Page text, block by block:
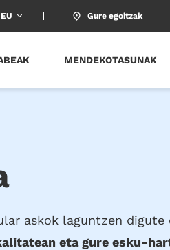
EU Gure egoitzak
MENDEKOTASUNAK
askok laguntzen digute
eta gure esku-